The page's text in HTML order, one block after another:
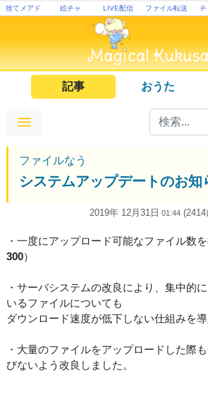
捨てメアド 絵チャ LIVE配信 ファイル転送 チ
記事 おうた
ファイルなう
システムアップデートのお知
2019年 12月31日 01:44 (2414
・一度にアップロード可能なファイル数
300）
・サーバシステムの改良により、集中的
いるファイルについても
ダウンロード速度が低下しない仕組みを導
・大量のファイルをアップロードした際
びないよう改良しました。